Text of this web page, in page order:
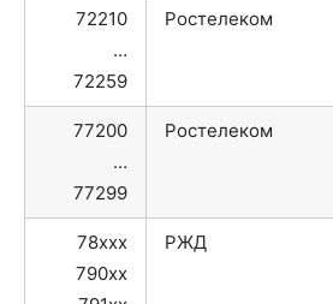
72210
…
72259
Ростелеком
77200
…
77299
Ростелеком
78xxx
790xx
РЖД